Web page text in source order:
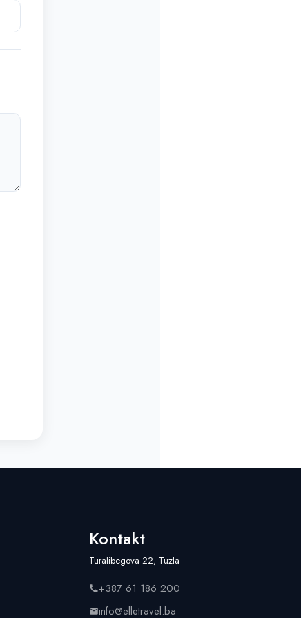
Kontakt
Turalibegova 22, Tuzla
+387 61 186 200
info@elletravel.ba